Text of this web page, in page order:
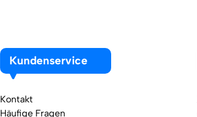
Kundenservice
Kontakt
Häufige Fragen